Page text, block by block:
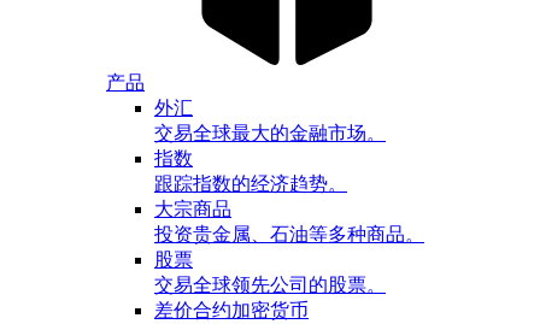
产品
外汇
交易全球最大的金融市场。
指数
跟踪指数的经济趋势。
大宗商品
投资贵金属、石油等多种商品。
股票
交易全球领先公司的股票。
差价合约加密货币